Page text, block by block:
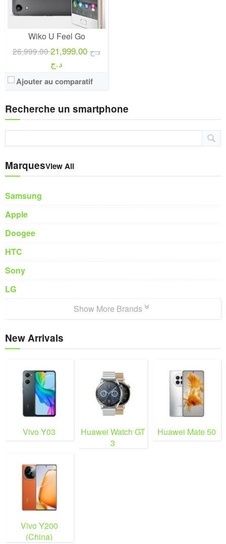
Wiko U Feel Go
26,999.00 د.ج 21,999.00
د.ج
Ajouter au comparatif
Recherche un smartphone
MarquesView All
Samsung
Apple
Doogee
HTC
Sony
LG
Show More Brands
New Arrivals
Vivo Y03
Huawei Watch GT
3
Huawei Mate 50
Vivo Y200
(China)